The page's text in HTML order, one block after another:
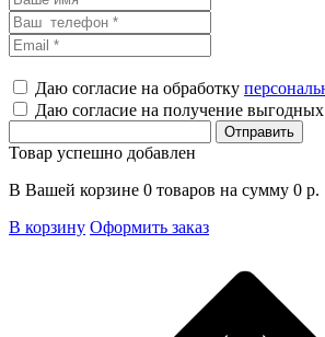
Даю согласие на обработку
Даю согласие на получение
Товар успешно добавлен
В Вашей корзине 0 товаров на сумму 0 р.
В корзину Оформить заказ